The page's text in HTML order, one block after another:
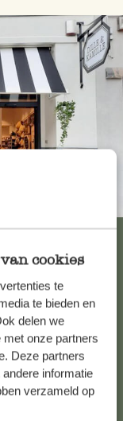
cookies
te
te bieden en
delen we
onze partners
Deze partners
informatie
verzameld op
brauchen, wenden
lesen Sie hier